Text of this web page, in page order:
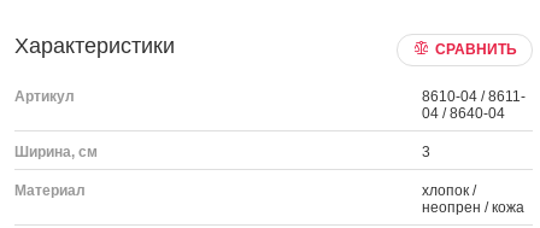
Характеристики СРАВНИТЬ
Артикул
8610-04 / 8611-
04 / 8640-04
Ширина, см 3
Материал
хлопок /
неопрен / кожа